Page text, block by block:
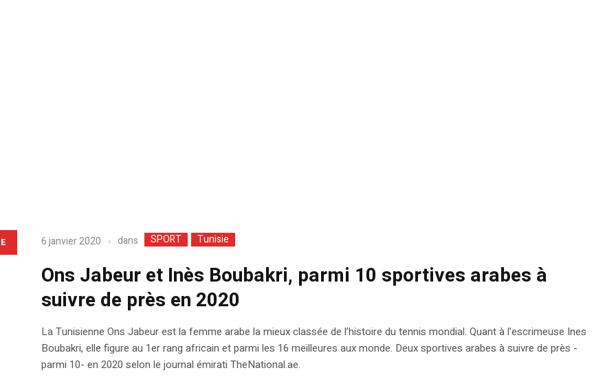
6 janvier 2020 dans SPORT Tunisie
Ons Jabeur et Inès Boubakri, parmi 10 sportives arabes à
suivre de près en 2020
La Tunisienne Ons Jabeur est la femme arabe la mieux classée de l’histoire du tennis mondial. Quant à l’escrimeuse Ines
Boubakri, elle figure au 1er rang africain et parmi les 16 meilleures aux monde. Deux sportives arabes à suivre de près -
parmi 10- en 2020 selon le journal émirati TheNational.ae.